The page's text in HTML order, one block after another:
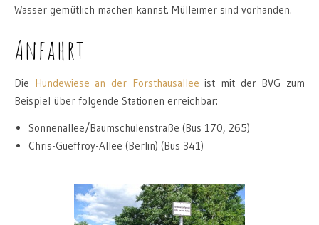
Wasser gemütlich machen kannst. Mülleimer sind vorhanden.
Anfahrt
Die Hundewiese an der Forsthausallee ist mit der BVG zum
Beispiel über folgende Stationen erreichbar:
Sonnenallee/Baumschulenstraße (Bus 170, 265)
Chris-Gueffroy-Allee (Berlin) (Bus 341)